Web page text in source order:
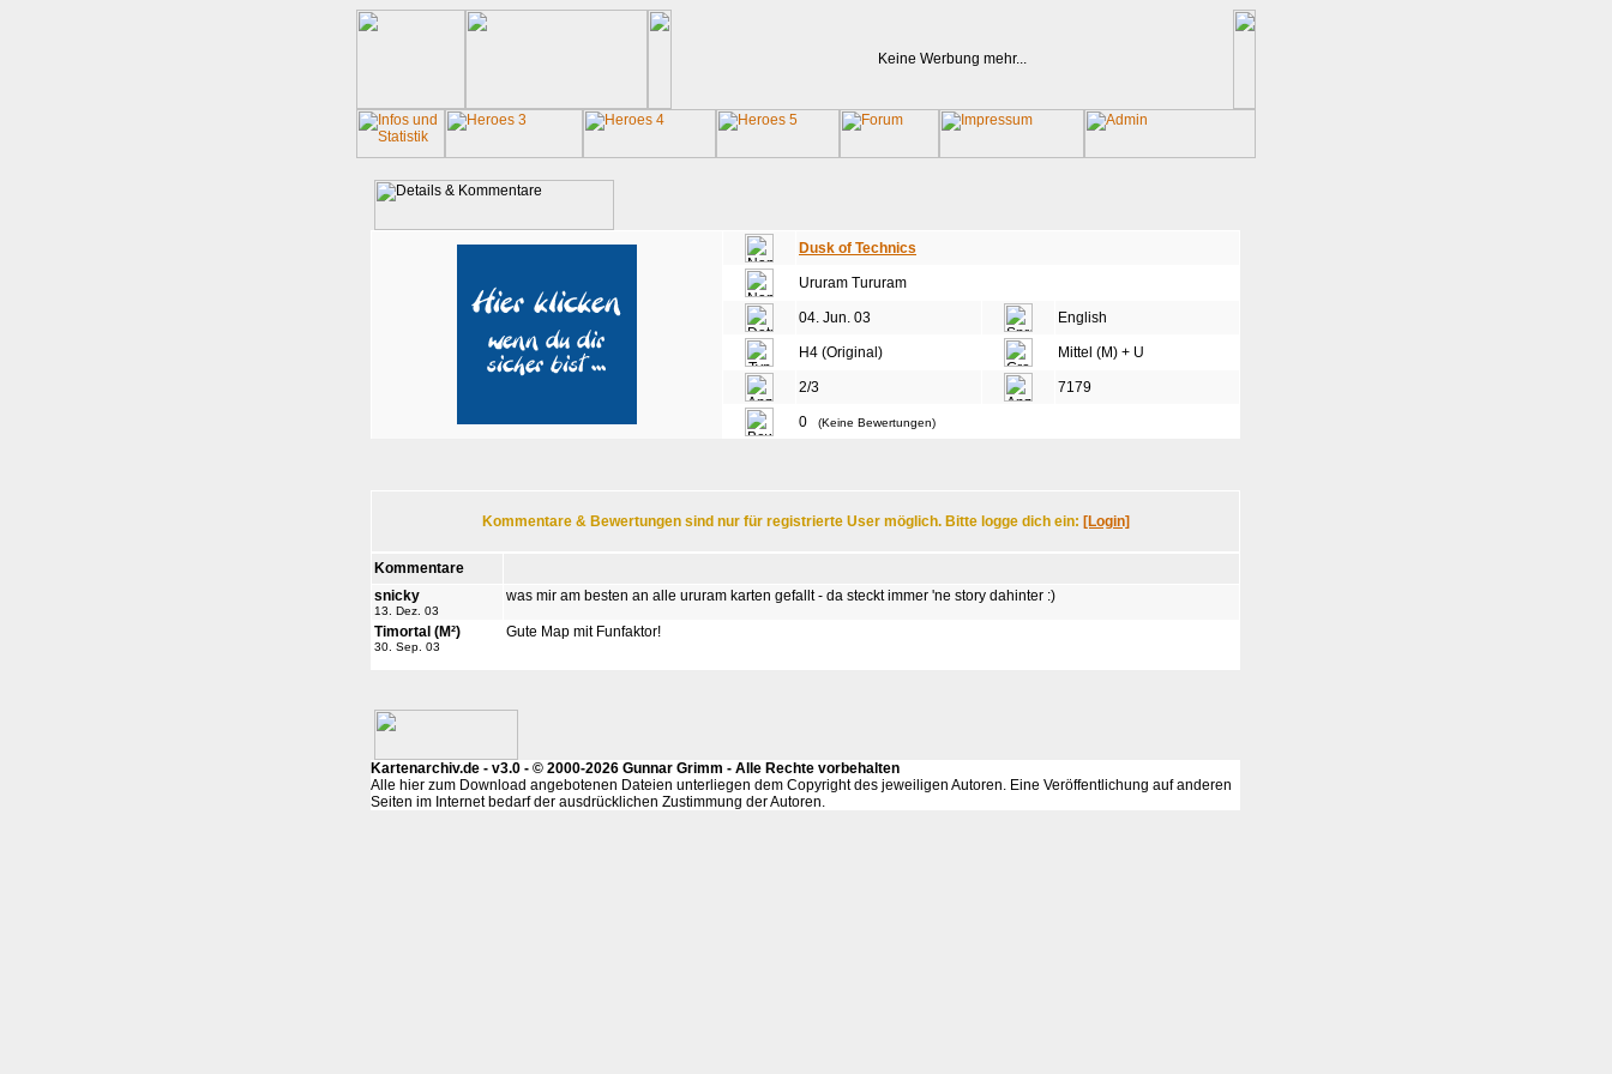
Keine Werbung mehr...
Dusk of Technics
Ururam Tururam
04. Jun. 03 English
H4 (Original) Mittel (M) + U
2/3 7179
0 (Keine Bewertungen)
Kommentare & Bewertungen sind nur für registrierte User möglich. Bitte logge dich ein: [Login]
Kommentare
snicky
13. Dez. 03
was mir am besten an alle ururam karten gefallt - da steckt immer 'ne story dahinter :)
Timortal (M²)
30. Sep. 03
Gute Map mit Funfaktor!
Kartenarchiv.de - v3.0 - © 2000-2026 Gunnar Grimm - Alle Rechte vorbehalten
Alle hier zum Download angebotenen Dateien unterliegen dem Copyright des jeweiligen Autoren. Eine Veröffentlichung auf anderen
Seiten im Internet bedarf der ausdrücklichen Zustimmung der Autoren.